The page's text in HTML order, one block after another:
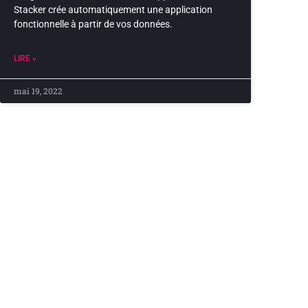
Stacker crée automatiquement une application
fonctionnelle à partir de vos données.
LIRE »
mai 19, 2022